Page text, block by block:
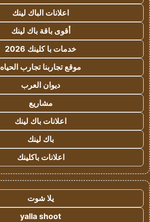
اعلانات الباك لينك
أقوى باقة باك لينك
خدمات با كلينك 2026
موقع تجاربنا تجارب الحياه
ديوان العرب
مشاريع
اعلانات باك لينك
باك لينك
اعلانات باكلينك
يلا شوت
yalla shoot